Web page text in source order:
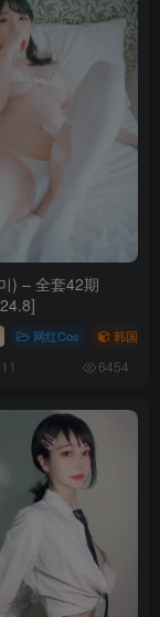
) – 全套42期
网红Cos 韩国（
6454